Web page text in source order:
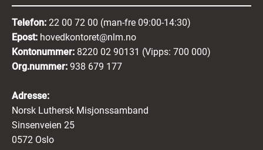
Telefon: 22 00 72 00 (man-fre 09:00-14:30)
Epost: hovedkontoret@nlm.no
Kontonummer: 8220 02 90131 (Vipps: 700 000)
Org.nummer: 938 679 177
Adresse:
Norsk Luthersk Misjonssamband
Sinsenveien 25
0572 Oslo